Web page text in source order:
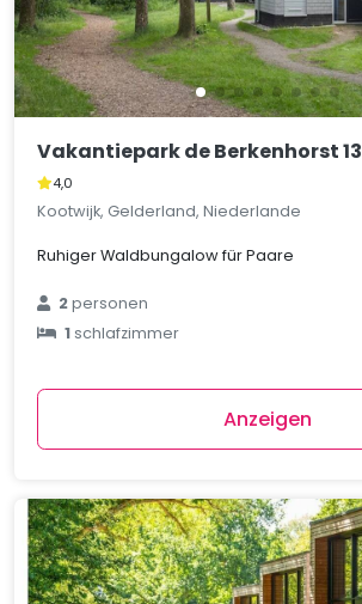
Vakantiepark de Berkenhorst 13
4,0
Kootwijk, Gelderland, Niederlande
Ruhiger Waldbungalow für Paare
2personen
1schlafzimmer
Anzeigen